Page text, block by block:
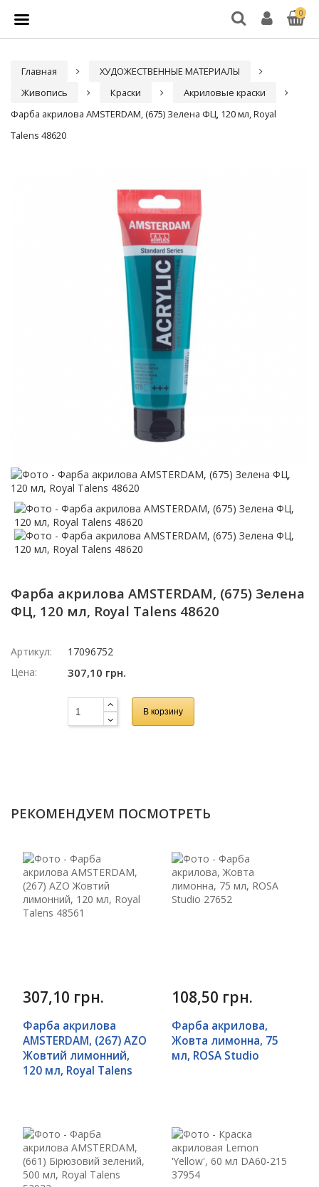
0
Главная
ХУДОЖЕСТВЕННЫЕ МАТЕРИАЛЫ
Живопись
Краски
Акриловые краски
Фарба акрилова AMSTERDAM, (675) Зелена ФЦ, 120 мл, Royal
Talens 48620
Фарба акрилова AMSTERDAM, (675) Зелена
ФЦ, 120 мл, Royal Talens 48620
Артикул:
17096752
Цена:
307,10 грн.
В корзину
РЕКОМЕНДУЕМ ПОСМОТРЕТЬ
307,10 грн.
Фарба акрилова
AMSTERDAM, (267) AZO
Жовтий лимонний,
120 мл, Royal Talens
108,50 грн.
Фарба акрилова,
Жовта лимонна, 75
мл, ROSA Studio